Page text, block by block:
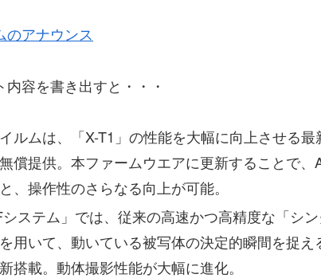
のアナウンス
内容を書き出すと・・・
ルムは、「X-T1」の性能を大幅に向上させる
償提供。本ファームウエアに更新することで、
、操作性のさらなる向上が可能。
システム」では、従来の高速かつ高精度な「シ
用いて、動いている被写体の決定的瞬間を捉
搭載。動体撮影性能が大幅に進化。